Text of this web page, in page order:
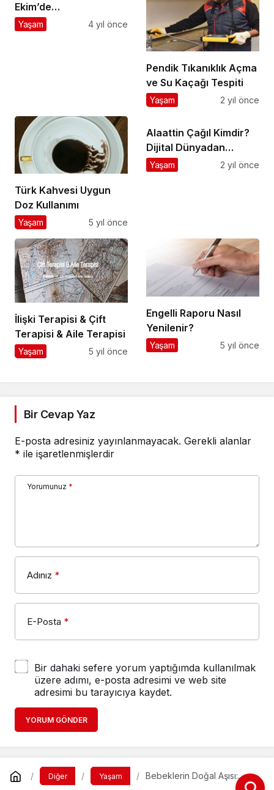
Ekim’de
gerçekleşecek!
Yaşam 4 yıl önce
Pendik Tıkanıklık Açma
ve Su Kaçağı Tespiti
Yaşam 2 yıl önce
Türk Kahvesi Uygun
Doz Kullanımı
Yaşam 5 yıl önce
Alaattin Çağıl Kimdir?
Dijital Dünyadan
Profesyonel Hayata
Yaşam 2 yıl önce
İlişki Terapisi & Çift
Terapisi & Aile Terapisi
Yaşam 5 yıl önce
Engelli Raporu Nasıl
Yenilenir?
Yaşam 5 yıl önce
Bir Cevap Yaz
E-posta adresiniz yayınlanmayacak. Gerekli alanlar
* ile işaretlenmişlerdir
Yorumunuz *
Adınız *
E-Posta *
Bir dahaki sefere yorum yaptığımda kullanılmak
üzere adımı, e-posta adresimi ve web site
adresimi bu tarayıcıya kaydet.
YORUM GÖNDER
Diğer Yaşam
Bebeklerin Doğal Aşısı: